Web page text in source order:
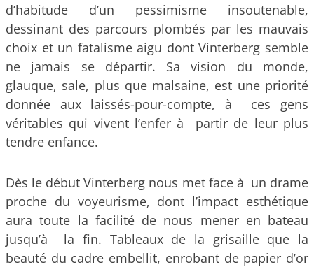
d’habitude d’un pessimisme insoutenable,
dessinant des parcours plombés par les mauvais
choix et un fatalisme aigu dont Vinterberg semble
ne jamais se départir. Sa vision du monde,
glauque, sale, plus que malsaine, est une priorité
donnée aux laissés-pour-compte, à ces gens
véritables qui vivent l’enfer à partir de leur plus
tendre enfance.
Dès le début Vinterberg nous met face à un drame
proche du voyeurisme, dont l’impact esthétique
aura toute la facilité de nous mener en bateau
jusqu’à la fin. Tableaux de la grisaille que la
beauté du cadre embellit, enrobant de papier d’or